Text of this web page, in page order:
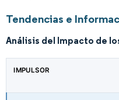
Tendencias e
Análisis del Impacto de
IMPULSOR